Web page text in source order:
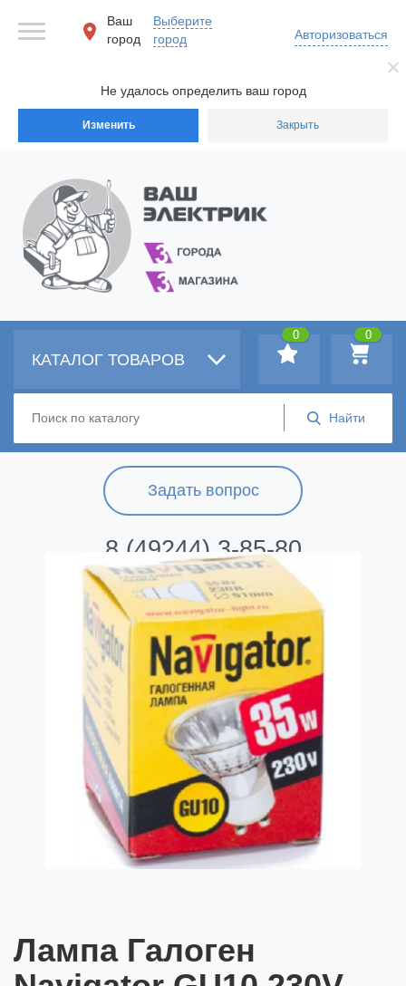
Не удалось определить ваш город
Изменить Закрыть
Ваш
город
Выберите
город
Авторизоваться
Задать вопрос
8 (49244) 3-85-80
КАТАЛОГ ТОВАРОВ
0
0
Лампа Галоген